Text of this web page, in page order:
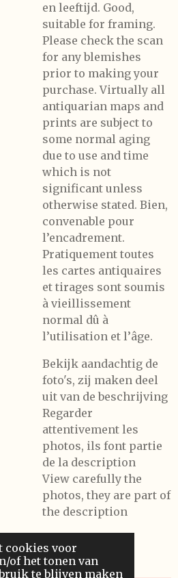
cookies voor
of het tonen van
te blijven maken
en leeftijd. Good,
suitable for framing.
Please check the scan
for any blemishes
prior to making your
purchase. Virtually all
antiquarian maps and
prints are subject to
some normal aging
due to use and time
which is not
significant unless
otherwise stated. Bien,
convenable pour
l’encadrement.
Pratiquement toutes
les cartes antiquaires
et tirages sont soumis
à vieillissement
normal dû à
l’utilisation et l’âge.
Bekijk aandachtig de
foto's, zij maken deel
uit van de beschrijving
Regarder
attentivement les
photos, ils font partie
de la description
View carefully the
photos, they are part of
the description